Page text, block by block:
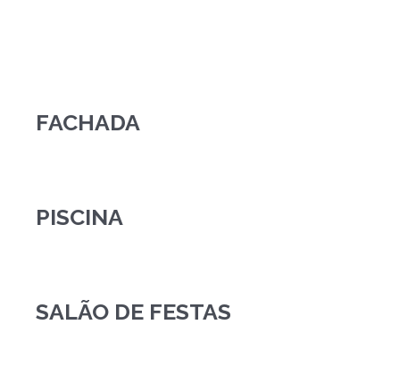
FACHADA
PISCINA
SALÃO DE FESTAS